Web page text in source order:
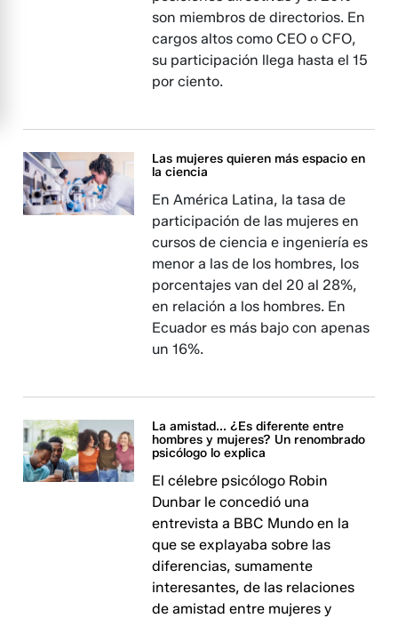
son miembros de directorios. En
cargos altos como CEO o CFO,
su participación llega hasta el 15
por ciento.
Las mujeres quieren más espacio en
la ciencia
En América Latina, la tasa de
participación de las mujeres en
cursos de ciencia e ingeniería es
menor a las de los hombres, los
porcentajes van del 20 al 28%,
en relación a los hombres. En
Ecuador es más bajo con apenas
un 16%.
La amistad... ¿Es diferente entre
hombres y mujeres? Un renombrado
psicólogo lo explica
El célebre psicólogo Robin
Dunbar le concedió una
entrevista a BBC Mundo en la
que se explayaba sobre las
diferencias, sumamente
interesantes, de las relaciones
de amistad entre mujeres y